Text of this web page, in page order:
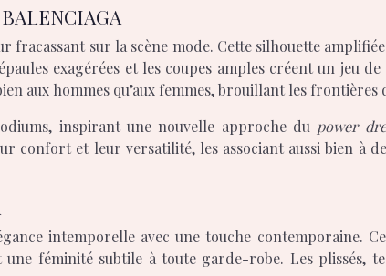
sur la scène mode. Cette silhouette
exagérées et les coupes amples créent un jeu
aux hommes qu’aux femmes, brouillant les
inspirant une nouvelle approche du power
confort et leur versatilité, les associant aussi bien à
intemporelle avec une touche contemporaine.
féminité subtile à toute garde-robe. Les plissés,